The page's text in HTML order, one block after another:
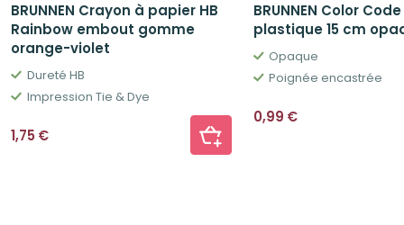
BRUNNEN Crayon à papier HB
Rainbow embout gomme
orange-violet
Dureté HB
Impression Tie & Dye
1,75 €
BRUNNEN Color
plastique 15 cm
Opaque
Poignée encastrée
0,99 €